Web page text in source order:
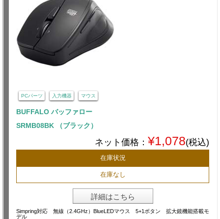
PCパーツ 入力機器 マウス
BUFFALO バッファロー
SRMB08BK （ブラック）
ネット価格： ¥1,078(税込)
在庫状況
在庫なし
詳細はこちら
Simpring対応 無線（2.4GHz）BlueLEDマウス 5+1ボタン 拡大鏡機能搭載モ
デル